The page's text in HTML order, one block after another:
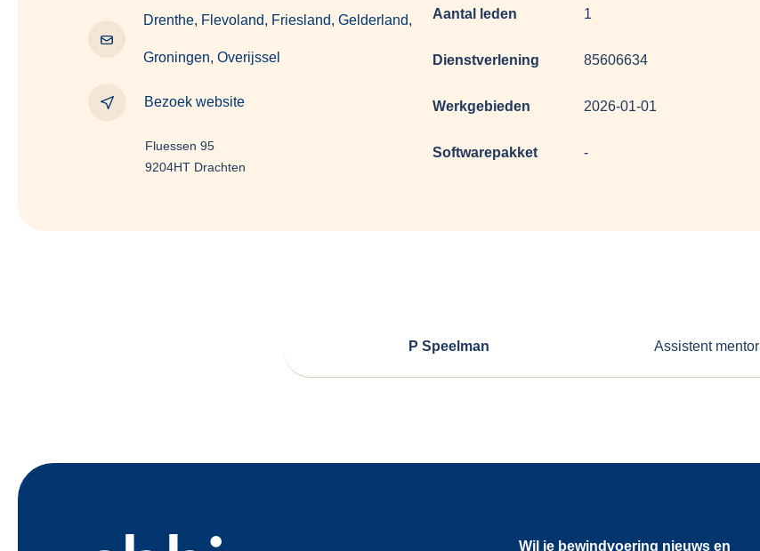
Drenthe, Flevoland, Friesland, Gelderland,
Groningen, Overijssel
Bezoek website
Fluessen 95
9204HT Drachten
Aantal leden 1
Dienstverlening 85606634
Werkgebieden 2026-01-01
Softwarepakket -
P Speelman Assistent mentor
Wil je bewindvoering nieuws en